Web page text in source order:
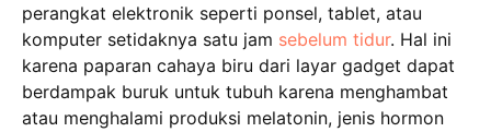
perangkat elektronik seperti ponsel, tablet, atau
komputer setidaknya satu jam sebelum tidur. Hal ini
karena paparan cahaya biru dari layar gadget dapat
berdampak buruk untuk tubuh karena menghambat
atau menghalami produksi melatonin, jenis hormon